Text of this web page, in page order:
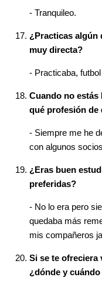
- Tranquileo.
¿Practicas algún
muy directa?
- Practicaba,
Cuando no estás
qué profesión de
- Siempre me he
con algunos
¿Eras buen
preferidas?
- No lo era pero
quedaba más
mis compañeros
Si se te ofreciera
¿dónde y